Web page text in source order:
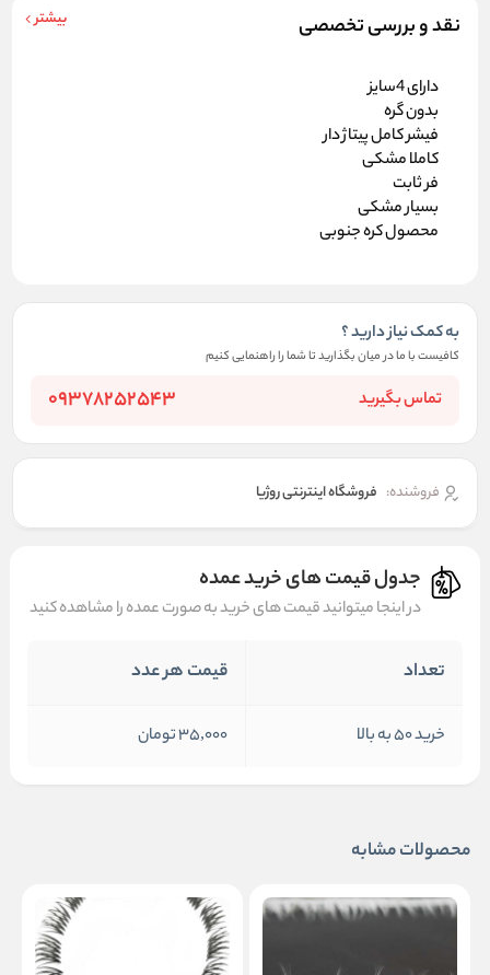
نقد و بررسی تخصصی بیشتر
دارای 4سایز
بدون گره
فیشر کامل پیتاژ دار
کاملا مشکی
فر ثابت
بسیار مشکی
محصول کره جنوبی
به کمک نیاز دارید ؟
کافیست با ما در میان بگذارید تا شما را راهنمایی کنیم
تماس بگیرید 09378252543
فروشنده: فروشگاه اینترنتی روژیا
جدول قیمت های خرید عمده
در اینجا میتوانید قیمت های خرید به صورت عمده را مشاهده کنید
تعداد قیمت هر عدد
خرید 50 به بالا 35,000 تومان
محصولات مشابه